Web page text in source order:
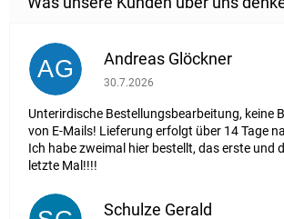
AG Andreas Glöckner
Die Shop-Bewertung beträgt 1
30.7.2026
Unterirdische Bestellungsbearbeitung, keine
von E-Mails! Lieferung erfolgt über 14 Tage
Ich habe zweimal hier bestellt, das erste und
letzte Mal!!!!
Schulze Gerald